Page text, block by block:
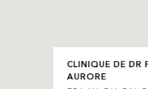
CLINIQUE DE DR
AURORE